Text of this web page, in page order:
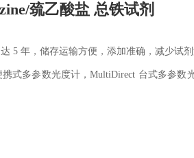
巯乙酸盐 总铁试剂
5 年，储存运输方便，添加准确，减少试
式多参数光度计，MultiDirect 台式多参数